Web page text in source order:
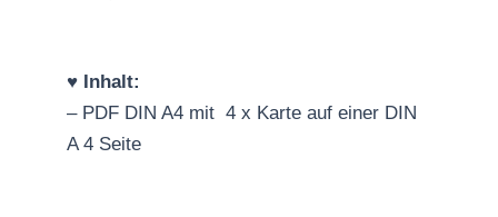
♥️ Inhalt:
– PDF DIN A4 mit 4 x Karte auf einer DIN
A 4 Seite